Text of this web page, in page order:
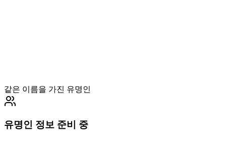
같은 이름을 가진 유명인
유명인 정보 준비 중